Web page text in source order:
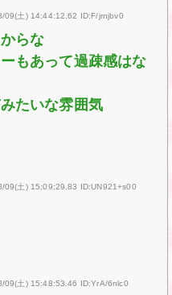
09(土) 14:44:12.62 ID:F/jrnjbv0
らな
もあって過疎感はな
たいな雰囲気
09(土) 15:09:29.83 ID:UN921+s00
09(土) 15:48:53.46 ID:YrA/6nlc0